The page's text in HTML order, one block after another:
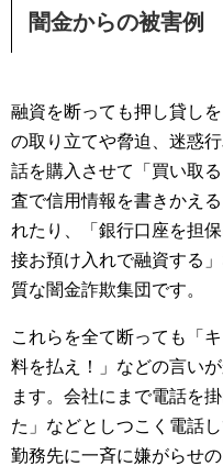
闇金からの被害例
融資を断っても押し貸し
の取り立てや脅迫、迷惑
話を購入させて「買い取
査で信用情報を書きかえ
れたり、「銀行口座を担
接お預け入れで融資する
質な闇金詐欺集団です。
これらを全て断っても「
料を払え！」などの言い
ます。会社にまで電話を
た」などとしつこく電話
勤務先に一斉に嫌がらせ